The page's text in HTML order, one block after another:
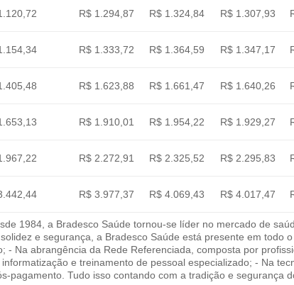
R$ 1.294,87 R$ 1.324,84 R$ 1.307,93
R$ 1.333,72 R$ 1.364,59 R$ 1.347,17
R$ 1.623,88 R$ 1.661,47 R$ 1.640,26
R$ 1.910,01 R$ 1.954,22 R$ 1.929,27
R$ 2.272,91 R$ 2.325,52 R$ 2.295,83
R$ 3.977,37 R$ 4.069,43 R$ 4.017,47
1984, a Bradesco Saúde tornou-se líder no mercado de
e segurança, a Bradesco Saúde está presente em
- Na abrangência da Rede Referenciada, composta por
e treinamento de pessoal especializado; - Na
pagamento. Tudo isso contando com a tradição e segurança